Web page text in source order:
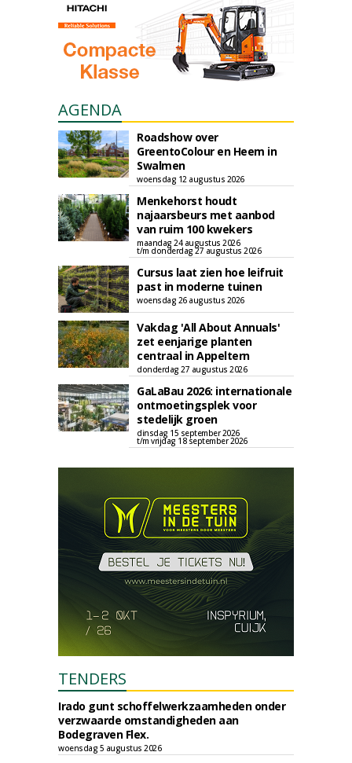
AGENDA
Roadshow over
GreentoColour en Heem in
Swalmen
woensdag 12 augustus 2026
Menkehorst houdt
najaarsbeurs met aanbod
van ruim 100 kwekers
maandag 24 augustus 2026
t/m donderdag 27 augustus 2026
Cursus laat zien hoe leifruit
past in moderne tuinen
woensdag 26 augustus 2026
Vakdag 'All About Annuals'
zet eenjarige planten
centraal in Appeltern
donderdag 27 augustus 2026
GaLaBau 2026: internationale
ontmoetingsplek voor
stedelijk groen
dinsdag 15 september 2026
t/m vrijdag 18 september 2026
TENDERS
Irado gunt schoffelwerkzaamheden onder
verzwaarde omstandigheden aan
Bodegraven Flex.
woensdag 5 augustus 2026